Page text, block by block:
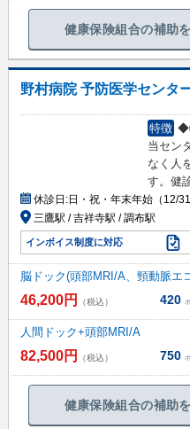
健康保険組合の補助
野村病院 予防医学センタ
特徴 ◆
当セン
なく人
す。健
休診日:日・祝・年末年始（12/31
三鷹駅 / 吉祥寺駅 / 調布駅
インボイス制度に対応
脳ドック(頭部MRI/A、頸動脈エ
46,200円 （税込） 420
人間ドック+頭部MRI/A
82,500円 （税込） 750
健康保険組合の補助